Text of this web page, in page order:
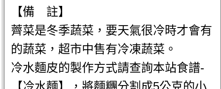
【備 註】
薺菜是冬季蔬菜，要天氣很冷時才會有
的蔬菜，超市中售有冷凍蔬菜。
冷水麵皮的製作方式請查詢本站食譜-
【冷水麵】，將麵糰分割成5公克的小